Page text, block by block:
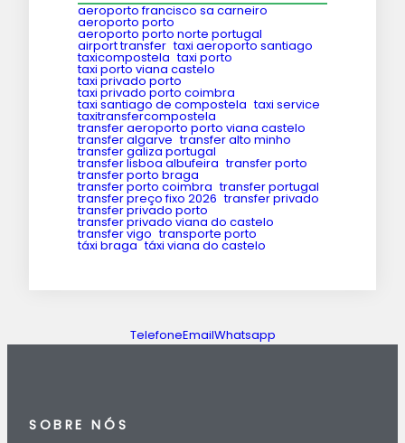
aeroporto francisco sa carneiro
aeroporto porto
aeroporto porto norte portugal
airport transfer taxi aeroporto santiago
taxicompostela taxi porto
taxi porto viana castelo
taxi privado porto
taxi privado porto coimbra
taxi santiago de compostela taxi service
taxitransfercompostela
transfer aeroporto porto viana castelo
transfer algarve transfer alto minho
transfer galiza portugal
transfer lisboa albufeira transfer porto
transfer porto braga
transfer porto coimbra transfer portugal
transfer preço fixo 2026 transfer privado
transfer privado porto
transfer privado viana do castelo
transfer vigo transporte porto
táxi braga táxi viana do castelo
TelefoneEmailWhatsapp
SOBRE NÓS